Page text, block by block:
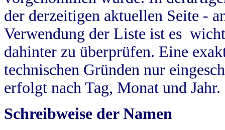
der derzeitigen aktuellen Seite -
Verwendung der Liste ist es
dahinter zu überprüfen. Eine
technischen Gründen nur
erfolgt nach Tag, Monat und Jahr.
Schreibweise der Namen